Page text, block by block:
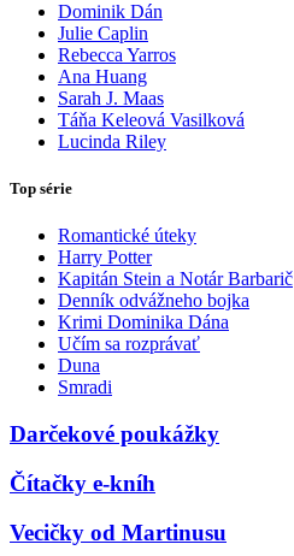
Dominik Dán
Julie Caplin
Rebecca Yarros
Ana Huang
Sarah J. Maas
Táňa Keleová Vasilková
Lucinda Riley
Top série
Romantické úteky
Harry Potter
Kapitán Stein a Notár Barbarič
Denník odvážneho bojka
Krimi Dominika Dána
Učím sa rozprávať
Duna
Smradi
Darčekové poukážky
Čítačky e-kníh
Vecičky od Martinusu